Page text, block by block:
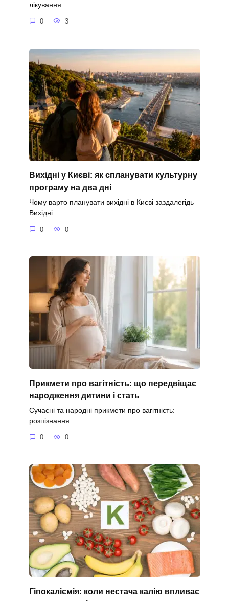
лікування
0 3
Вихідні у Києві: як спланувати культурну
програму на два дні
Чому варто планувати вихідні в Києві заздалегідь
Вихідні
0 0
Прикмети про вагітність: що передвіщає
народження дитини і стать
Сучасні та народні прикмети про вагітність:
розпізнання
0 0
Гіпокаліємія: коли нестача калію впливає